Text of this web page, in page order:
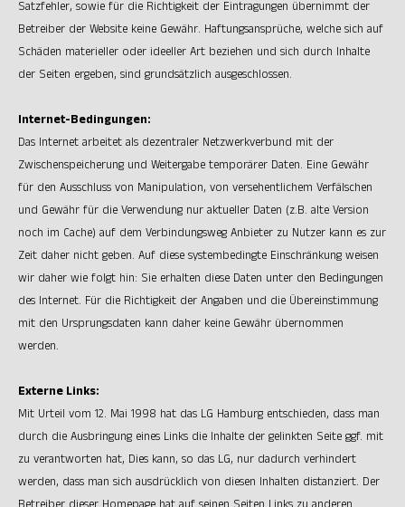
Satzfehler, sowie für die Richtigkeit der Eintragungen übernimmt der
Betreiber der Website keine Gewähr. Haftungsansprüche, welche sich auf
Schäden materieller oder ideeller Art beziehen und sich durch Inhalte
der Seiten ergeben, sind grundsätzlich ausgeschlossen.
Internet-Bedingungen:
Das Internet arbeitet als dezentraler Netzwerkverbund mit der
Zwischenspeicherung und Weitergabe temporärer Daten. Eine Gewähr
für den Ausschluss von Manipulation, von versehentlichem Verfälschen
und Gewähr für die Verwendung nur aktueller Daten (z.B. alte Version
noch im Cache) auf dem Verbindungsweg Anbieter zu Nutzer kann es zur
Zeit daher nicht geben. Auf diese systembedingte Einschränkung weisen
wir daher wie folgt hin: Sie erhalten diese Daten unter den Bedingungen
des Internet. Für die Richtigkeit der Angaben und die Übereinstimmung
mit den Ursprungsdaten kann daher keine Gewähr übernommen
werden.
Externe Links:
Mit Urteil vom 12. Mai 1998 hat das LG Hamburg entschieden, dass man
durch die Ausbringung eines Links die Inhalte der gelinkten Seite ggf. mit
zu verantworten hat, Dies kann, so das LG, nur dadurch verhindert
werden, dass man sich ausdrücklich von diesen Inhalten distanziert. Der